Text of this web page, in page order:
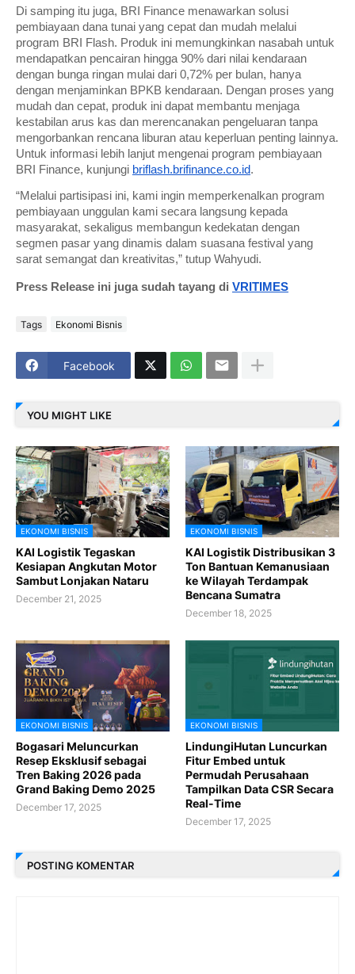
Di samping itu juga, BRI Finance menawarkan solusi
pembiayaan dana tunai yang cepat dan mudah melalui
program BRI Flash. Produk ini memungkinkan nasabah untuk
mendapatkan pencairan hingga 90% dari nilai kendaraan
dengan bunga ringan mulai dari 0,72% per bulan, hanya
dengan menjaminkan BPKB kendaraan. Dengan proses yang
mudah dan cepat, produk ini dapat membantu menjaga
kestabilan arus kas dan merencanakan pengeluaran tanpa
mengorbankan rencana liburan atau keperluan penting lainnya.
Untuk informasi lebih lanjut mengenai program pembiayaan
BRI Finance, kunjungi briflash.brifinance.co.id.
“Melalui partisipasi ini, kami ingin memperkenalkan program
pembiayaan unggulan kami secara langsung kepada
masyarakat, sekaligus membangun kedekatan dengan
segmen pasar yang dinamis dalam suasana festival yang
sarat semangat dan kreativitas,” tutup Wahyudi.
Press Release ini juga sudah tayang di VRITIMES
Tags Ekonomi Bisnis
Facebook
YOU MIGHT LIKE
EKONOMI BISNIS
KAI Logistik Tegaskan
Kesiapan Angkutan Motor
Sambut Lonjakan Nataru
December 21, 2025
EKONOMI BISNIS
KAI Logistik Distribusikan 3
Ton Bantuan Kemanusiaan
ke Wilayah Terdampak
Bencana Sumatra
December 18, 2025
EKONOMI BISNIS
Bogasari Meluncurkan
Resep Eksklusif sebagai
Tren Baking 2026 pada
Grand Baking Demo 2025
December 17, 2025
EKONOMI BISNIS
LindungiHutan Luncurkan
Fitur Embed untuk
Permudah Perusahaan
Tampilkan Data CSR Secara
Real-Time
December 17, 2025
POSTING KOMENTAR